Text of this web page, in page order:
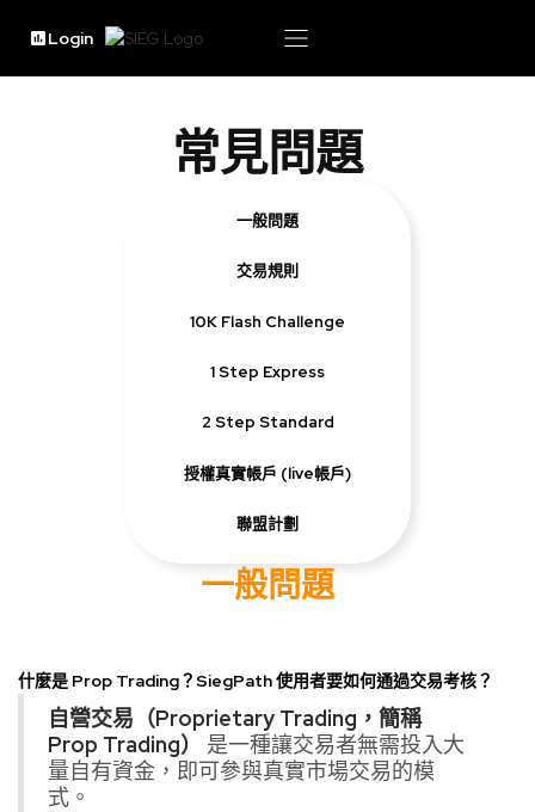
Login
常見問題
一般問題
交易規則
10K Flash Challenge
1 Step Express
2 Step Standard
授權真實帳戶 (live帳戶)
聯盟計劃
一般問題
什麼是 Prop Trading？SiegPath 使用者要如何通過交易考核？
自營交易（Proprietary Trading，簡稱
Prop Trading）
是一種讓交易者無需投入大
量自有資金，即可參與真實市場交易的模
式。